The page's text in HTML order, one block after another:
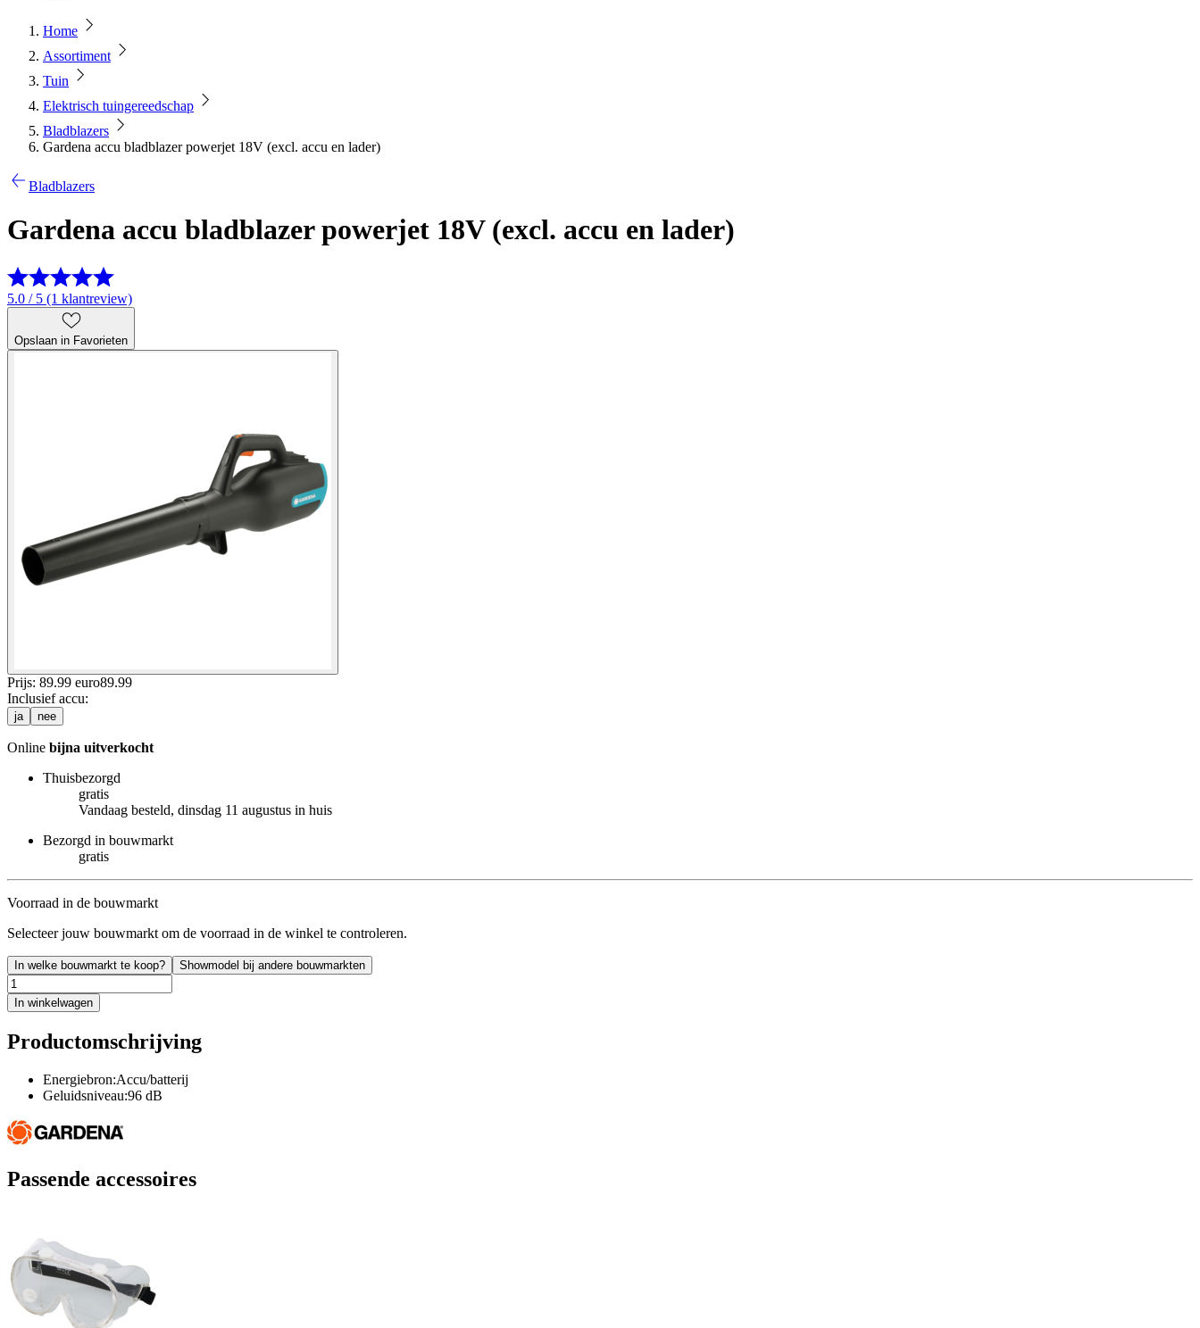
Home
Assortiment
Tuin
Elektrisch tuingereedschap
Bladblazers
Gardena accu bladblazer powerjet 18V (excl. accu en lader)
Bladblazers
Gardena accu bladblazer powerjet 18V (excl. accu en lader)
5.0 / 5 (1 klantreview)
Opslaan in Favorieten
Prijs: 89.99 euro89.99
Inclusief accu:
ja nee
Online bijna uitverkocht
Thuisbezorgd
gratis
Vandaag besteld, dinsdag 11 augustus in huis
Bezorgd in bouwmarkt
gratis
Voorraad in de bouwmarkt
Selecteer jouw bouwmarkt om de voorraad in de winkel te controleren.
In welke bouwmarkt te koop? Showmodel bij andere bouwmarkten
In winkelwagen
Productomschrijving
Energiebron:Accu/batterij
Geluidsniveau:96 dB
Passende accessoires